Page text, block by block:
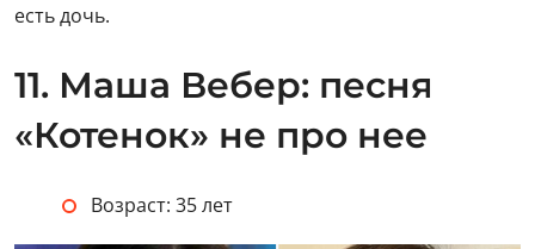
есть дочь.
11. Маша Вебер: песня
«Котенок» не про нее
Возраст: 35 лет